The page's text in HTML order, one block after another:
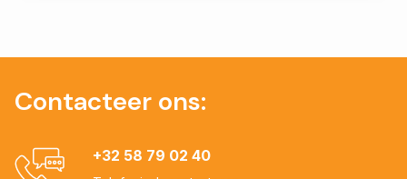
Contacteer ons:
+32 58 79 02 40